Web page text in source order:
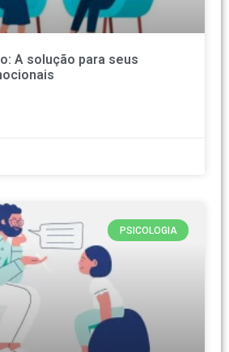
A solução para seus
PSICOLOGIA